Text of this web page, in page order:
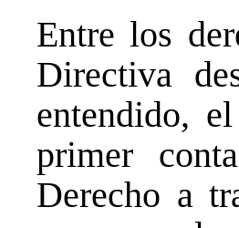
Entre los
Directiva
entendido,
primer
Derecho a